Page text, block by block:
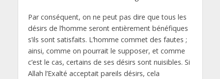
Par conséquent, on ne peut pas dire que tous les
désirs de l’homme seront entièrement bénéfiques
s’ils sont satisfaits. L’homme commet des fautes ;
ainsi, comme on pourrait le supposer, et comme
c’est le cas, certains de ses désirs sont nuisibles. Si
Allah l’Exalté acceptait pareils désirs, cela